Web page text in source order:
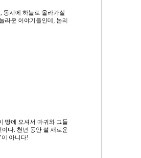
동시에 하늘로 올라가실
라운 이야기들인데, 논리
땅에 오셔서 마귀와 그들
다. 천년 동안 설 새로운
이 아니다!